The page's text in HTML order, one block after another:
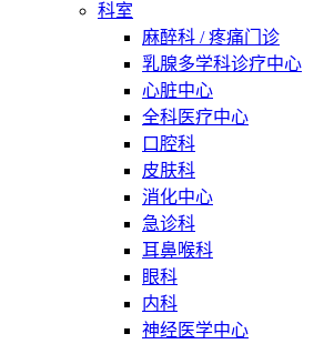
科室
麻醉科 / 疼痛门诊
乳腺多学科诊疗中心
心脏中心
全科医疗中心
口腔科
皮肤科
消化中心
急诊科
耳鼻喉科
眼科
内科
神经医学中心